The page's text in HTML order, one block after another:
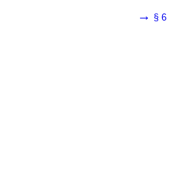
→ § 6